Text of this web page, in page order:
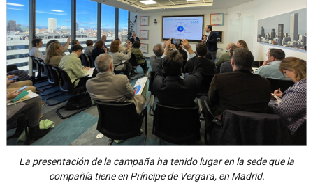
La presentación de la campaña ha tenido lugar en la sede que la
compañía tiene en Príncipe de Vergara, en Madrid.